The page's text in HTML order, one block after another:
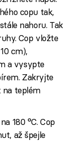
copu tak,
nahoru. Tak
Cop vložte
cm),
a vysypte
Zakryjte
na teplém
180 °C. Cop
až špejle